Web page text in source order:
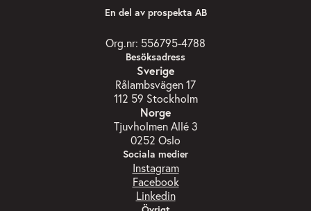
En del av prospekta AB
Org.nr: 556795-4788
Besöksadress
Sverige
Rålambsvägen 17
112 59 Stockholm
Norge
Tjuvholmen Allé 3
0252 Oslo
Sociala medier
Instagram
Facebook
Linkedin